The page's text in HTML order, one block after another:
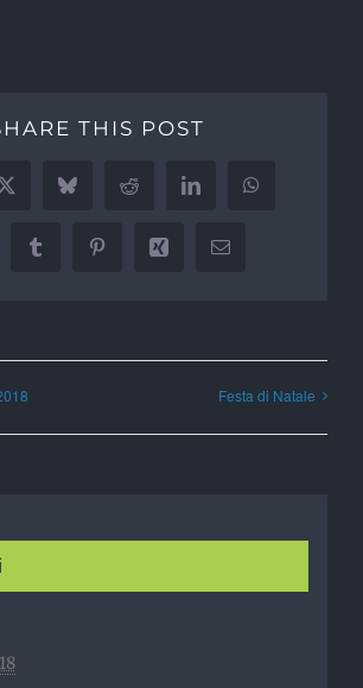
THIS POST
X BlueskyReddit LinkedInWhatsApp
Tumblr PinterestXing Email
Festa di Natale